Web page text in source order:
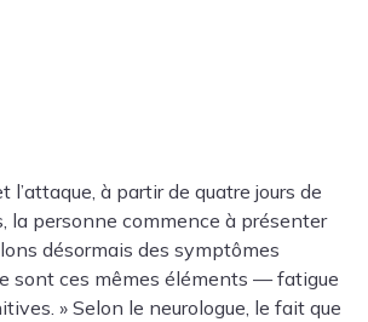
l’attaque, à partir de quatre jours de
la personne commence à présenter
désormais des symptômes
sont ces mêmes éléments — fatigue
» Selon le neurologue, le fait que